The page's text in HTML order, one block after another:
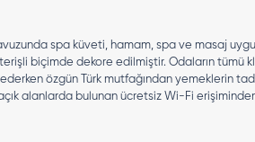
spa küveti, hamam, spa ve masaj
biçimde dekore edilmiştir. Odaların tümü
özgün Türk mutfağından yemeklerin
alanlarda bulunan ücretsiz Wi-Fi